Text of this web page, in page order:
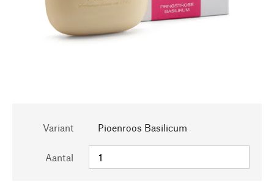
Variant Pioenroos Basilicum
Aantal